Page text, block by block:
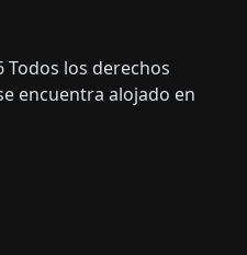
Todos los derechos
encuentra alojado en